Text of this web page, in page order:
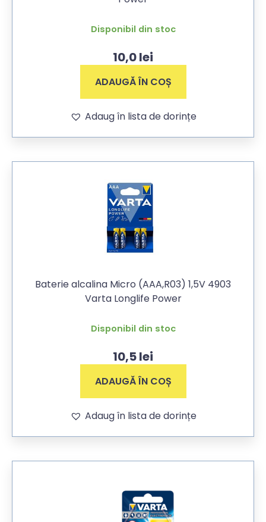
Disponibil din stoc
10,0lei
ADAUGĂ ÎN COȘ
Adaug în lista de dorințe
Baterie alcalina Micro (AAA,R03) 1,5V 4903
Varta Longlife Power
Disponibil din stoc
10,5lei
ADAUGĂ ÎN COȘ
Adaug în lista de dorințe